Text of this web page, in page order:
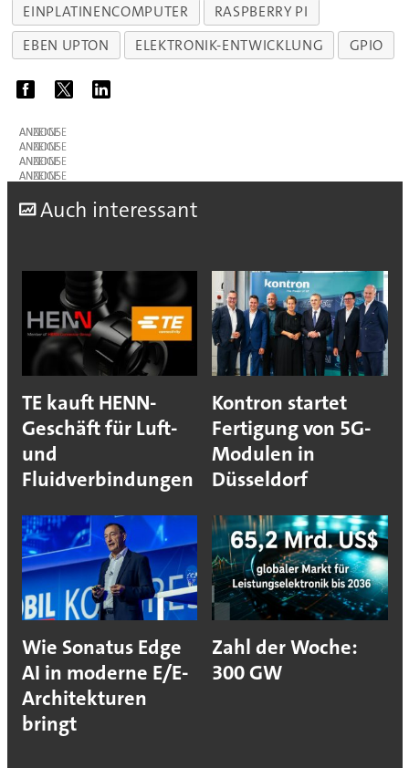
EINPLATINENCOMPUTER
RASPBERRY PI
EBEN UPTON
ELEKTRONIK-ENTWICKLUNG GPIO
ANZEIGE
ANZEIGE
ANZEIGE
ANZEIGE
Auch interessant
TE kauft HENN-
Geschäft für Luft-
und
Fluidverbindungen
Kontron startet
Fertigung von 5G-
Modulen in
Düsseldorf
Wie Sonatus Edge
AI in moderne E/E-
Architekturen
bringt
Zahl der Woche:
300 GW